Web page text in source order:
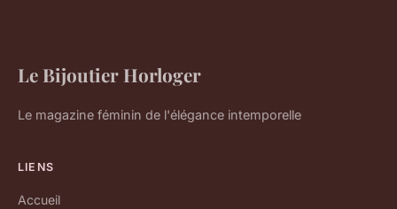
Le Bijoutier Horloger
Le magazine féminin de l'élégance intemporelle
LIENS
Accueil